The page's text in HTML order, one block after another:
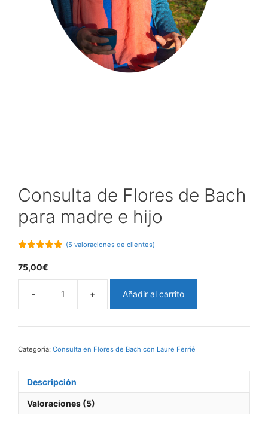
Consulta de Flores de Bach
para madre e hijo
5
(5 valoraciones de clientes)
75,00€
Consulta
de
Flores
Bach
cantidad
Añadir al carrito
Categoría: Consulta en Flores de Bach con Laure Ferrié
Descripción
Valoraciones (5)